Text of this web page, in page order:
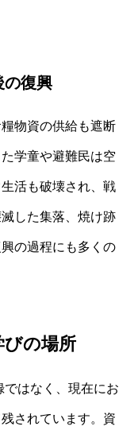
の復興
物資の供給も遮断
学童や避難民は空
活も破壊され、戦
した集落、焼け跡
の過程にも多くの
の場所
はなく、現在にお
されています。資